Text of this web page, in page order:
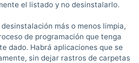
el listado y no desinstalarlo.
más o menos limpia,
de programación que tenga
dado. Habrá aplicaciones que se
sin dejar rastros de carpetas